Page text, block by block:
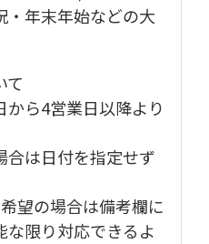
年末年始などの大
て
ら4営業日以降より
合は日付を指定せず
望の場合は備考欄に
な限り対応できるよ